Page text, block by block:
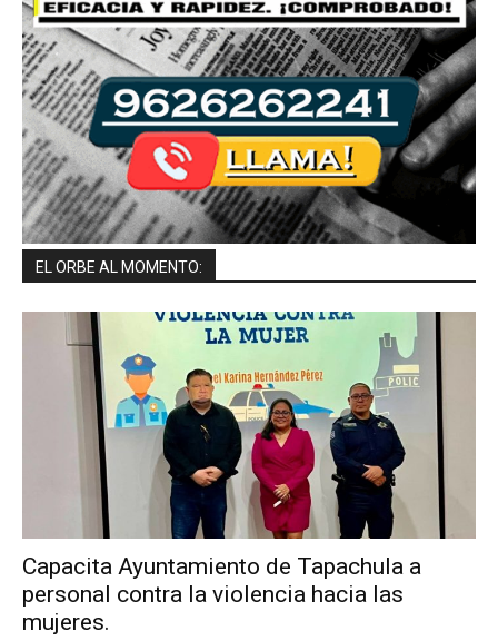
EL ORBE AL MOMENTO:
Capacita Ayuntamiento de Tapachula a
personal contra la violencia hacia las
mujeres.